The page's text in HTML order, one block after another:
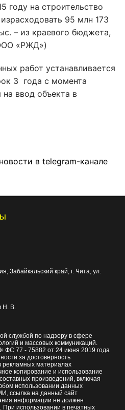
на строительство
95 млн 173
– из краевого бюджета,
«РЖД»)
работ устанавливается
3 года с момента
ввод объекта в
в telegram-канале
Забайкальский край, г. Чита, ул.
Н. В.
службой по надзору в сфере
и массовых коммуникаций.
ФС 77 - 75882 от 24 июня 2019 года
за достоверность
материалах
копирование и использование
произведений, включая
использовании данных
ссылка на данный сайт
информации не должен
использовании в печатных